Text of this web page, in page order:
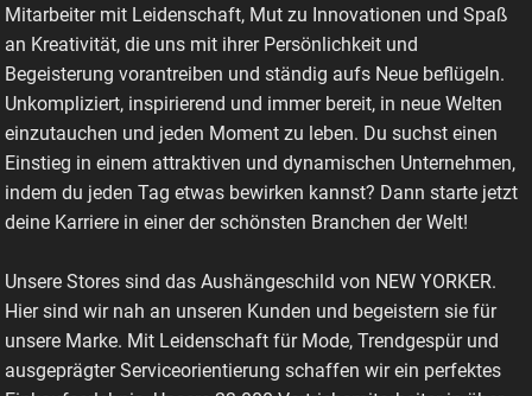
Mitarbeiter mit Leidenschaft, Mut zu Innovationen und Spaß
an Kreativität, die uns mit ihrer Persönlichkeit und
Begeisterung vorantreiben und ständig aufs Neue beflügeln.
Unkompliziert, inspirierend und immer bereit, in neue Welten
einzutauchen und jeden Moment zu leben. Du suchst einen
Einstieg in einem attraktiven und dynamischen Unternehmen,
indem du jeden Tag etwas bewirken kannst? Dann starte jetzt
deine Karriere in einer der schönsten Branchen der Welt!
Unsere Stores sind das Aushängeschild von NEW YORKER.
Hier sind wir nah an unseren Kunden und begeistern sie für
unsere Marke. Mit Leidenschaft für Mode, Trendgespür und
ausgeprägter Serviceorientierung schaffen wir ein perfektes